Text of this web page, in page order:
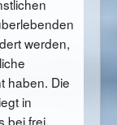
werden,
haben. Die
in
bei frei